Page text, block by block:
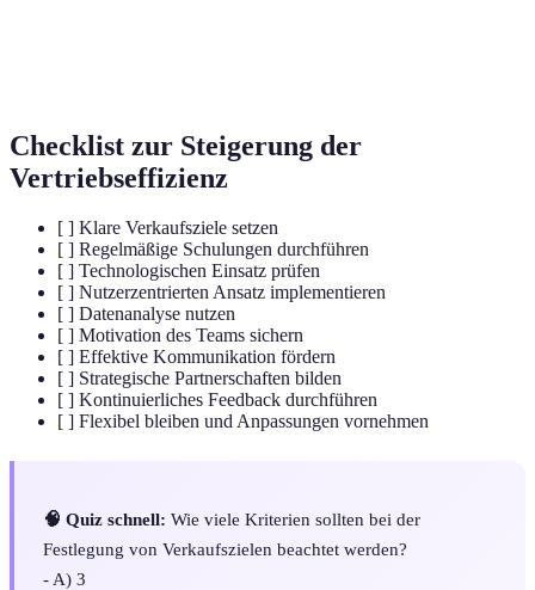
Checklist zur Steigerung der
Vertriebseffizienz
[ ] Klare Verkaufsziele setzen
[ ] Regelmäßige Schulungen durchführen
[ ] Technologischen Einsatz prüfen
[ ] Nutzerzentrierten Ansatz implementieren
[ ] Datenanalyse nutzen
[ ] Motivation des Teams sichern
[ ] Effektive Kommunikation fördern
[ ] Strategische Partnerschaften bilden
[ ] Kontinuierliches Feedback durchführen
[ ] Flexibel bleiben und Anpassungen vornehmen
🧠 Quiz schnell: Wie viele Kriterien sollten bei der
Festlegung von Verkaufszielen beachtet werden?
- A) 3